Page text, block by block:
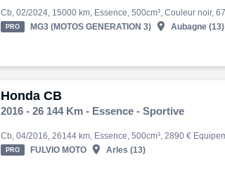
PRO MG3 (MOTOS GENERATION 3)  Aubagne (13)
Honda CB
2016 - 26 144 Km - Essence - Sportive
PRO FULVIO MOTO  Arles (13)